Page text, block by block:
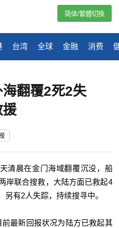
台湾 全球 金融 消费
简体/繁體切換
翻覆2死2失
援
清晨在金门海域翻覆沉没，船
岸联合搜救，大陆方面已救起4
另有2人失踪，持续搜寻中。
最新回报状况为陆方已救起其